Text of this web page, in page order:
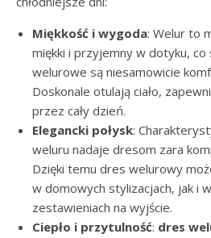
Miękkość i wygoda: Welur to
miękki i przyjemny w dotyku,
welurowe są niesamowicie
Doskonale otulają ciało,
przez cały dzień.
Elegancki połysk:
weluru nadaje dresom zara
Dzięki temu dres welurowy
w domowych stylizacjach, jak i
zestawieniach na wyjście.
Ciepło i przytulność: dres